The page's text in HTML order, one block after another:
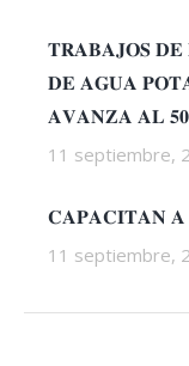
𝐓𝐑𝐀𝐁𝐀𝐉𝐎𝐒
𝐃𝐄 𝐀𝐆𝐔𝐀
𝐀𝐕𝐀𝐍𝐙𝐀 𝐀𝐋
11 septiembre,
𝐂𝐀𝐏𝐀𝐂𝐈𝐓𝐀𝐍
11 septiembre,